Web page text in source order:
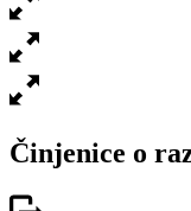
Činjenice o